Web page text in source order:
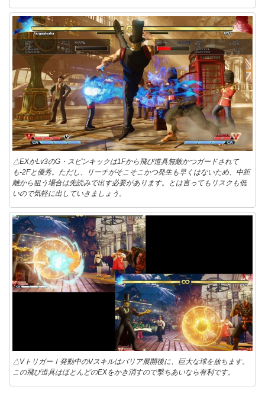
△EXかLv3のG・スピンキックは1Fから飛び道具無敵かつガードされて
も-2Fと優秀。ただし、リーチがそこそこかつ発生も早くはないため、中距
離から狙う場合は先読みで出す必要があります。とは言ってもリスクも低
いので気軽に出していきましょう。
△VトリガーⅠ発動中のVスキルはバリア展開後に、巨大な球を放ちます。
この飛び道具はほとんどのEXをかき消すので撃ちあいなら有利です。